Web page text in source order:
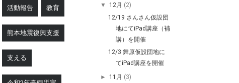
活動報告 教育
熊本地震復興支援
支える
▼ 12月 (2)
12/19 さんさん仮設団
地にてiPad講座（補
講）を開催
12/3 舞原仮設団地に
てiPad講座を開催
► 11月 (3)